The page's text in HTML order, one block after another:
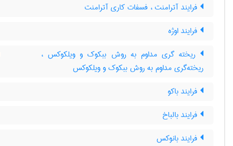
فرایند آترامنت ، فسفات کاری آترامنت
فرایند اوژه
ریخته گری مداوم به روش ببکوک و ویلکوکس ،
ریخته‌گری مداوم به روش ببکوک و ویلکوکس
فرایند باکو
فرایند بالباخ
فرایند بانوکس